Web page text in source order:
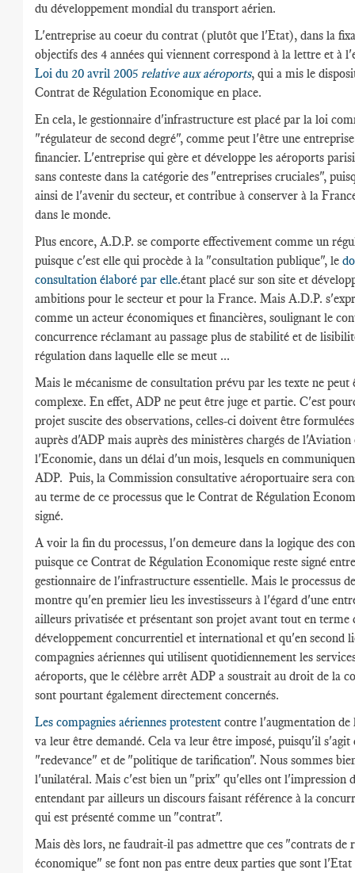
du développement mondial du transport aérien.
L'entreprise au coeur du contrat (plutôt que l'Etat), dans la
objectifs des 4 années qui viennent correspond à la lettre et à
Loi du 20 avril 2005 relative aux aéroports, qui a mis le
Contrat de Régulation Economique en place.
En cela, le gestionnaire d'infrastructure est placé par la loi
"régulateur de second degré", comme peut l'être une
financier. L'entreprise qui gère et développe les aéroports
sans conteste dans la catégorie des "entreprises cruciales",
ainsi de l'avenir du secteur, et contribue à conserver à la
dans le monde.
Plus encore, A.D.P. se comporte effectivement comme un
puisque c'est elle qui procède à la "consultation publique", le
consultation élaboré par elle.étant placé sur son site et
ambitions pour le secteur et pour la France. Mais A.D.P.
comme un acteur économiques et financières, soulignant le
concurrence réclamant au passage plus de stabilité et de
régulation dans laquelle elle se meut ...
Mais le mécanisme de consultation prévu par les texte ne peut
complexe. En effet, ADP ne peut être juge et partie. C'est
projet suscite des observations, celles-ci doivent être
auprès d'ADP mais auprès des ministères chargés de l'Aviation
l'Economie, dans un délai d'un mois, lesquels en
ADP. Puis, la Commission consultative aéroportuaire sera
au terme de ce processus que le Contrat de Régulation
signé.
A voir la fin du processus, l'on demeure dans la logique des
puisque ce Contrat de Régulation Economique reste signé
gestionnaire de l'infrastructure essentielle. Mais le processus
montre qu'en premier lieu les investisseurs à l'égard d'une
ailleurs privatisée et présentant son projet avant tout en terme
développement concurrentiel et international et qu'en second
compagnies aériennes qui utilisent quotidiennement les
aéroports, que le célèbre arrêt ADP a soustrait au droit de la
sont pourtant également directement concernés.
Les compagnies aériennes protestent contre l'augmentation de
va leur être demandé. Cela va leur être imposé, puisqu'il s'agit
"redevance" et de "politique de tarification". Nous sommes
l'unilatéral. Mais c'est bien un "prix" qu'elles ont l'impression
entendant par ailleurs un discours faisant référence à la
qui est présenté comme un "contrat".
Mais dès lors, ne faudrait-il pas admettre que ces "contrats de
économique" se font non pas entre deux parties que sont l'Etat